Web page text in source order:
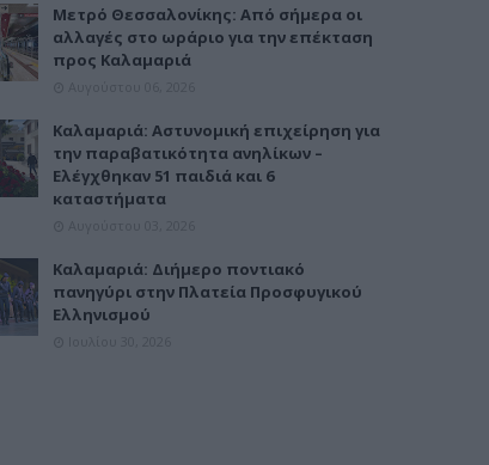
Μετρό Θεσσαλονίκης: Από σήμερα οι
αλλαγές στο ωράριο για την επέκταση
προς Καλαμαριά
Καλαμαριά: Αστυνομική επιχείρηση για
την παραβατικότητα ανηλίκων –
Ελέγχθηκαν 51 παιδιά και 6
καταστήματα
Καλαμαριά: Διήμερο ποντιακό
πανηγύρι στην Πλατεία Προσφυγικού
Ελληνισμού